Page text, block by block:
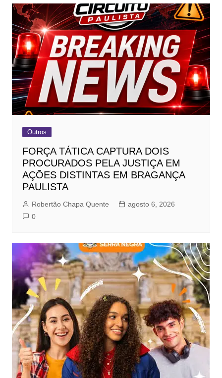
Outros
FORÇA TÁTICA CAPTURA DOIS
PROCURADOS PELA JUSTIÇA EM
AÇÕES DISTINTAS EM BRAGANÇA
PAULISTA
Robertão Chapa Quente
agosto 6, 2026
0